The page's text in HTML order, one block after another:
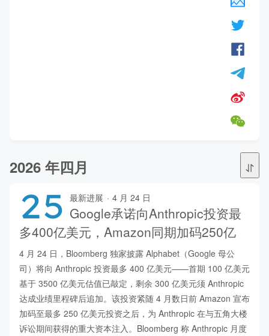
2026 年四月
25 最新进展 · 4 月 24 日
Google承诺向Anthropic投资最
多400亿美元，Amazon同期加码250亿
4 月 24 日，Bloomberg 独家披露 Alphabet（Google 母公
司）将向 Anthropic 投资最多 400 亿美元——首期 100 亿美元
基于 3500 亿美元估值已敲定，剩余 300 亿美元须 Anthropic
达成业绩里程碑后追加。该投资紧随 4 月数日前 Amazon 宣布
加码至最多 250 亿美元投资之后，为 Anthropic 在与五角大楼
诉讼期间获得的重大资本注入。Bloomberg 称 Anthropic 月度